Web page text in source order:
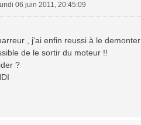
lundi 06 juin 2011, 20:45:09
, j'ai enfin reussi à le demonter
de le sortir du moteur !!
?